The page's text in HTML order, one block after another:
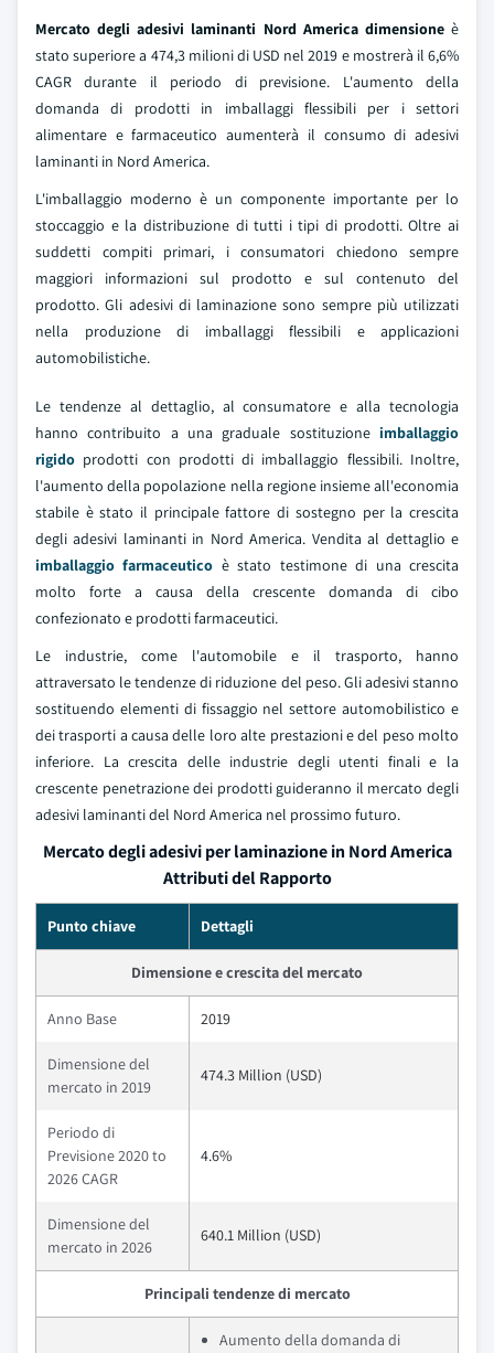
Mercato degli adesivi laminanti Nord America dimensioneè
stato superiore a 474,3 milioni di USD nel 2019 e mostrerà il 6,6%
CAGR durante il periodo di previsione. L'aumento della
domanda di prodotti in imballaggi flessibili per i settori
alimentare e farmaceutico aumenterà il consumo di adesivi
laminanti in Nord America.
L'imballaggio moderno è un componente importante per lo
stoccaggio e la distribuzione di tutti i tipi di prodotti. Oltre ai
suddetti compiti primari, i consumatori chiedono sempre
maggiori informazioni sul prodotto e sul contenuto del
prodotto. Gli adesivi di laminazione sono sempre più utilizzati
nella produzione di imballaggi flessibili e applicazioni
automobilistiche.
Le tendenze al dettaglio, al consumatore e alla tecnologia
hanno contribuito a una graduale sostituzioneimballaggio
rigido prodotti con prodotti di imballaggio flessibili. Inoltre,
l'aumento della popolazione nella regione insieme all'economia
stabile è stato il principale fattore di sostegno per la crescita
degli adesivi laminanti in Nord America. Vendita al dettaglio e
imballaggio farmaceutico è stato testimone di una crescita
molto forte a causa della crescente domanda di cibo
confezionato e prodotti farmaceutici.
Le industrie, come l'automobile e il trasporto, hanno
attraversato le tendenze di riduzione del peso. Gli adesivi stanno
sostituendo elementi di fissaggio nel settore automobilistico e
dei trasporti a causa delle loro alte prestazioni e del peso molto
inferiore. La crescita delle industrie degli utenti finali e la
crescente penetrazione dei prodotti guideranno il mercato degli
adesivi laminanti del Nord America nel prossimo futuro.
Mercato degli adesivi per laminazione in Nord America
Attributi del Rapporto
Punto chiave Dettagli
Dimensione e crescita del mercato
Anno Base 2019
Dimensione del
mercato in 2019
474.3 Million (USD)
Periodo di
Previsione 2020 to
2026 CAGR
4.6%
Dimensione del
mercato in 2026
640.1 Million (USD)
Principali tendenze di mercato
Aumento della domanda di